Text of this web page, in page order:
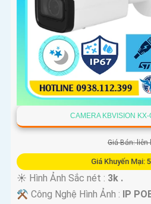
CAMERA KBVISION
Giá Bán: liên
Giá Khuyến Mại:
☀️ Hình Ảnh Sắc nét : 3k .
⚒ Công Nghệ Hình Ảnh : IP